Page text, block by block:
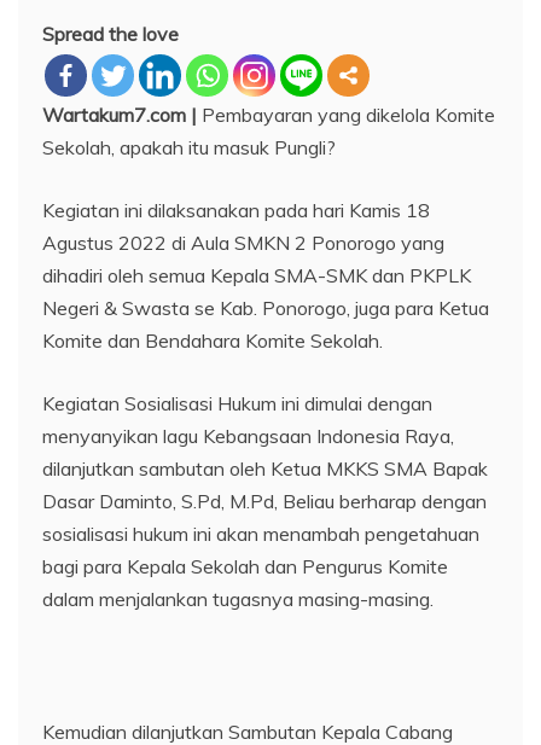
Spread the love
Wartakum7.com | Pembayaran yang dikelola Komite
Sekolah, apakah itu masuk Pungli?
Kegiatan ini dilaksanakan pada hari Kamis 18
Agustus 2022 di Aula SMKN 2 Ponorogo yang
dihadiri oleh semua Kepala SMA-SMK dan PKPLK
Negeri & Swasta se Kab. Ponorogo, juga para Ketua
Komite dan Bendahara Komite Sekolah.
Kegiatan Sosialisasi Hukum ini dimulai dengan
menyanyikan lagu Kebangsaan Indonesia Raya,
dilanjutkan sambutan oleh Ketua MKKS SMA Bapak
Dasar Daminto, S.Pd, M.Pd, Beliau berharap dengan
sosialisasi hukum ini akan menambah pengetahuan
bagi para Kepala Sekolah dan Pengurus Komite
dalam menjalankan tugasnya masing-masing.
Kemudian dilanjutkan Sambutan Kepala Cabang